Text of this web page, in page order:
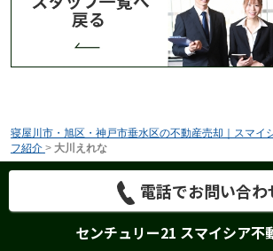
寝屋川市・旭区・神戸市垂水区の不動産売却｜スマイ
フ紹介 > 大川えれな
電話でお問い合わ
センチュリー21 スマイシア不